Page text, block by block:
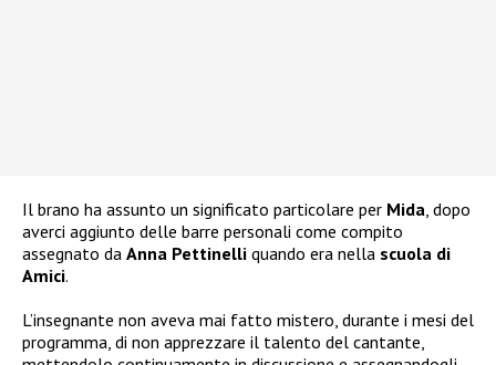
Il brano ha assunto un significato particolare per Mida , dopo
averci aggiunto delle barre personali come compito
assegnato da Anna Pettinelli quando era nella scuola di
Amici.
L’insegnante non aveva mai fatto mistero, durante i mesi del
programma, di non apprezzare il talento del cantante,